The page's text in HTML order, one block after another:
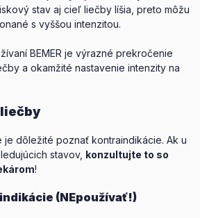
stav aj cieľ liečby líšia, preto môžu
s vyššou intenzitou.
BEMER je výrazné prekročenie
a okamžité nastavenie intenzity na
dôležité poznať kontraindikácie. Ak u
stavov, konzultujte to so
!
(NEpoužívať!)